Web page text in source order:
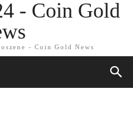
- Coin Gold
- Coin Gold News